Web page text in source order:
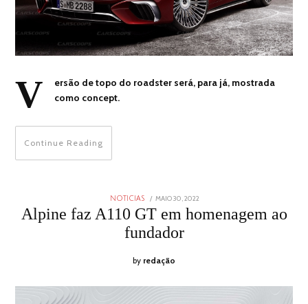
V
ersão de topo do roadster será, para já, mostrada
como concept.
Continue Reading
NOTICIAS
POSTED
ON
MAIO 30, 2022
2022
Alpine faz A110 GT em homenagem ao
fundador
by redação